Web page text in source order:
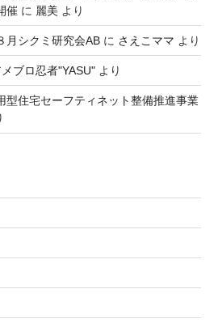
催に 麗美 より
月シクミ研究会ABに さえこママ より
メブロ忍者"YASU"より
型住宅セーフティネット整備推進事業